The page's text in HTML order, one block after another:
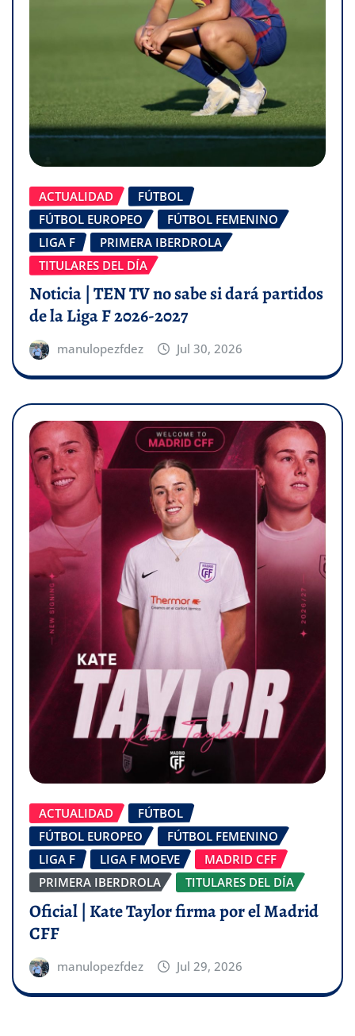
ACTUALIDAD
FÚTBOL
FÚTBOL EUROPEO
FÚTBOL FEMENINO
LIGA F
PRIMERA IBERDROLA
TITULARES DEL DÍA
Noticia | TEN TV no sabe si dará partidos
de la Liga F 2026-2027
manulopezfdez Jul 30, 2026
ACTUALIDAD
FÚTBOL
FÚTBOL EUROPEO
FÚTBOL FEMENINO
LIGA F
LIGA F MOEVE
MADRID CFF
PRIMERA IBERDROLA
TITULARES DEL DÍA
Oficial | Kate Taylor firma por el Madrid
CFF
manulopezfdez Jul 29, 2026